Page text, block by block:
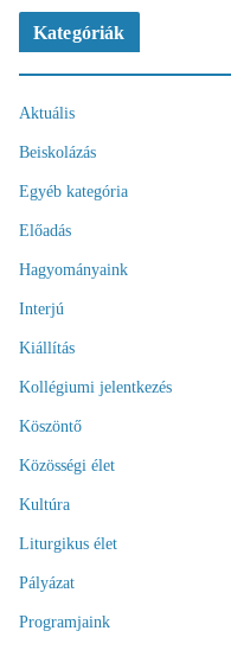
Kategóriák
Aktuális
Beiskolázás
Egyéb kategória
Előadás
Hagyományaink
Interjú
Kiállítás
Kollégiumi jelentkezés
Köszöntő
Közösségi élet
Kultúra
Liturgikus élet
Pályázat
Programjaink